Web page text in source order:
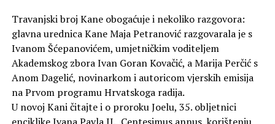
Travanjski broj Kane obogaćuje i nekoliko razgovora:
glavna urednica Kane Maja Petranović razgovarala je s
Ivanom Šćepanovićem, umjetničkim voditeljem
Akademskog zbora Ivan Goran Kovačić, a Marija Perčić s
Anom Dagelić, novinarkom i autoricom vjerskih emisija
na Prvom programu Hrvatskoga radija.
U novoj Kani čitajte i o proroku Joelu, 35. obljetnici